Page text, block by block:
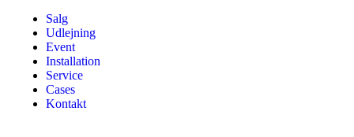
Salg
Udlejning
Event
Installation
Service
Cases
Kontakt